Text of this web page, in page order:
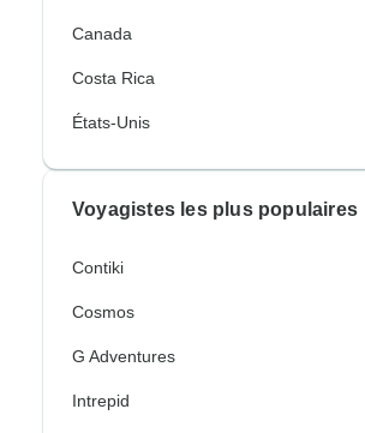
Canada
Costa Rica
États-Unis
Voyagistes les plus populaires
Contiki
Cosmos
G Adventures
Intrepid